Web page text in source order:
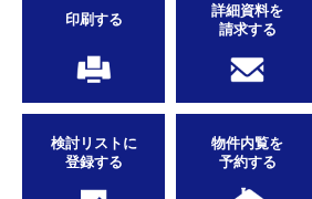
印刷する
詳細資料を
請求する
検討リストに
登録する
物件内覧を
予約する